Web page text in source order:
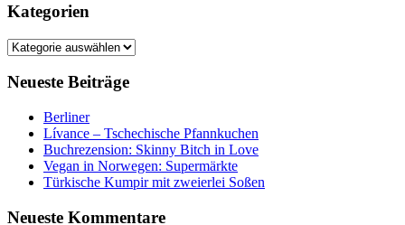
Kategorien
Kategorien
Neueste Beiträge
Berliner
Lívance – Tschechische Pfannkuchen
Buchrezension: Skinny Bitch in Love
Vegan in Norwegen: Supermärkte
Türkische Kumpir mit zweierlei Soßen
Neueste Kommentare